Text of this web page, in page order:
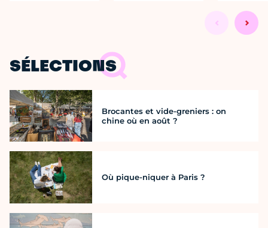
SÉLECTIONS
Brocantes et vide-greniers : on
chine où en août ?
Où pique-niquer à Paris ?